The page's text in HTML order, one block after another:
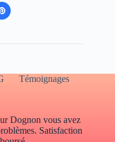
Témoignages
Dognon vous avez
Satisfaction